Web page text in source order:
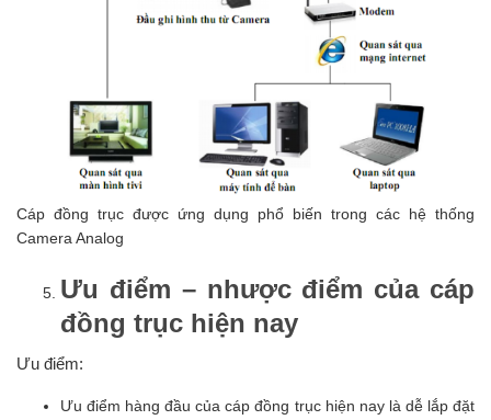
Cáp đồng trục được ứng dụng phổ biến trong các hệ thống
Camera Analog
Ưu điểm – nhược điểm của cáp
đồng trục hiện nay
Ưu điểm:
Ưu điểm hàng đầu của cáp đồng trục hiện nay là dễ lắp đặt